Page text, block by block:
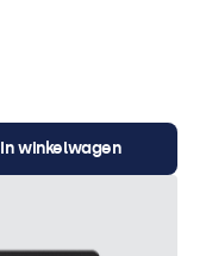
In winkelwagen